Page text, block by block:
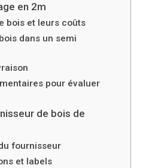
en 2m
bois et leurs coûts
dans un semi
pour évaluer
de bois de
fournisseur
et labels